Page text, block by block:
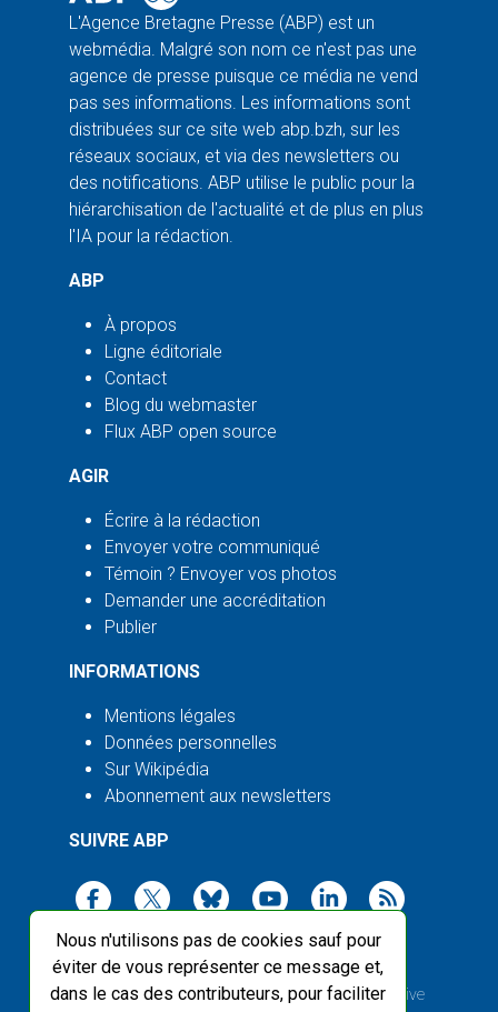
Nous n'utilisons pas de cookies sauf pour
éviter de vous représenter ce message et,
dans le cas des contributeurs, pour faciliter
L'Agence Bretagne Presse (ABP) est un
webmédia. Malgré son nom ce n'est pas une
agence de presse puisque ce média ne vend
pas ses informations. Les informations sont
distribuées sur ce site web abp.bzh, sur les
réseaux sociaux, et via des newsletters ou
des notifications. ABP utilise le public pour la
hiérarchisation de l'actualité et de plus en plus
l'IA pour la rédaction.
ABP
À propos
Ligne éditoriale
Contact
Blog du webmaster
Flux ABP open source
AGIR
Écrire à la rédaction
Envoyer votre communiqué
Témoin ? Envoyer vos photos
Demander une accréditation
Publier
INFORMATIONS
Mentions légales
Données personnelles
Sur Wikipédia
Abonnement aux newsletters
SUIVRE ABP
2003-2026 ©Agence Bretagne Presse, sauf Creative